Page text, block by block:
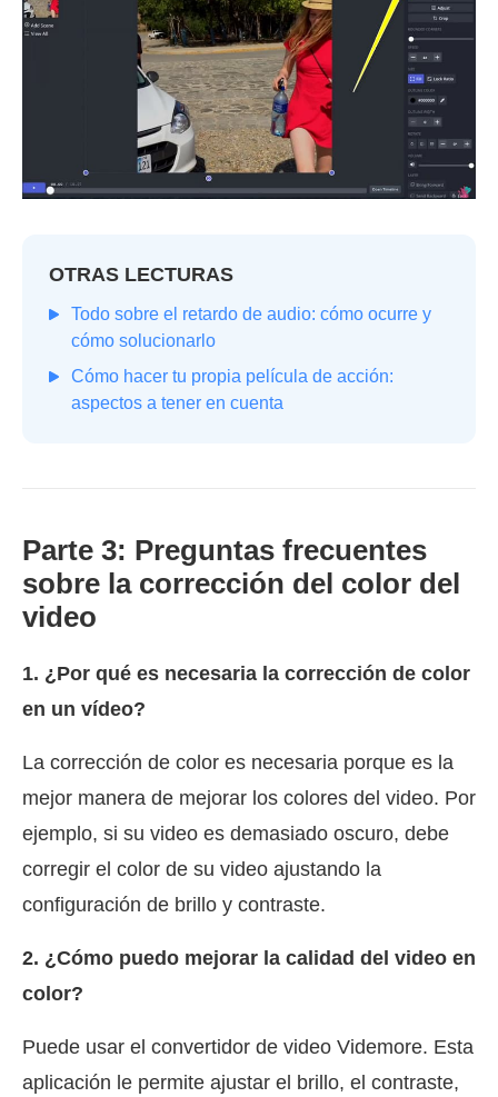
OTRAS LECTURAS
Todo sobre el retardo de audio: cómo ocurre y
cómo solucionarlo
Cómo hacer tu propia película de acción:
aspectos a tener en cuenta
Parte 3: Preguntas frecuentes
sobre la corrección del color del
video
1. ¿Por qué es necesaria la corrección de color
en un vídeo?
La corrección de color es necesaria porque es la
mejor manera de mejorar los colores del video. Por
ejemplo, si su video es demasiado oscuro, debe
corregir el color de su video ajustando la
configuración de brillo y contraste.
2. ¿Cómo puedo mejorar la calidad del video en
color?
Puede usar el convertidor de video Videmore. Esta
aplicación le permite ajustar el brillo, el contraste,